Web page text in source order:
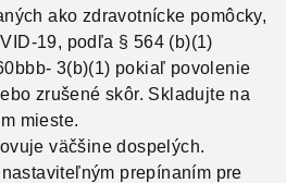
ako zdravotnícke pomôcky,
19, podľa § 564 (b)(1)
3(b)(1) pokiaľ povolenie
zrušené skôr. Skladujte na
mieste.
väčšine dospelých.
prepínaním pre